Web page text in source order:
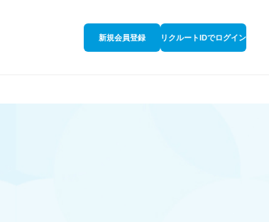
新規会員登録 リクルートIDでログイン